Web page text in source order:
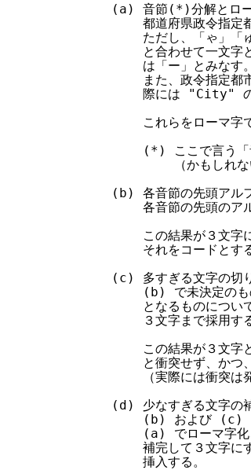
(a) 音節(*)分解とロ
都道府県政令指定
ただし、「ゃ」「
と合わせて一文字
        は「ー」とみなす。
また、政令指定都
際には "City" の
これらをローマ字で
(*) ここで言う「
（かもしれな
(b) 各音節の先頭アル
各音節の先頭のア
この結果が３文字
それをコードとす
(c) 多すぎる文字の切
(b) で未決定のも
となるものについ
３文字まで採用する
この結果が３文字
と衝突せず、かつ
（実際には衝突は発
(d) 少なすぎる文字の
(b) および (c) の
(a) でローマ字化
補完して３文字に
        挿入する。